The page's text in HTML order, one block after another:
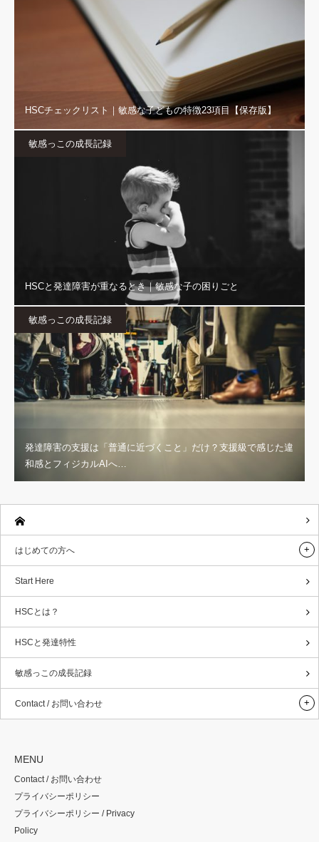
HSCチェックリスト｜敏感な子どもの特徴23項目【保存版】
敏感っこの成長記録
HSCと発達障害が重なるとき｜敏感な子の困りごと
敏感っこの成長記録
発達障害の支援は「普通に近づくこと」だけ？支援級で感じた違
和感とフィジカルAIへ…
はじめての方へ
Start Here
HSCとは？
HSCと発達特性
敏感っこの成長記録
Contact / お問い合わせ
MENU
Contact / お問い合わせ
プライバシーポリシー
プライバシーポリシー / Privacy
Policy